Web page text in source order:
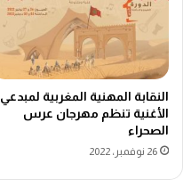
النقابة المهنية المغربية لمبدعي
الأغنية تنظم مهرجان عرس
الصحراء
26 نوفمبر، 2022